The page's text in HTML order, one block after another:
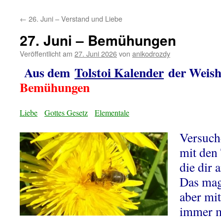
← 26. Juni – Verstand und Liebe
27. Juni – Bemühungen
Veröffentlicht am 27. Juni 2026von anikodrozdy
Aus dem Tolstoi Kalender der
Bemühungen
Liebe Gottes Gesetz Elementale
mit den
die dir
Das
aber
immer